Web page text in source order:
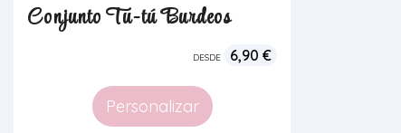
Conjunto Tu-tú Burdeos
DESDE 6,90 €
Personalizar